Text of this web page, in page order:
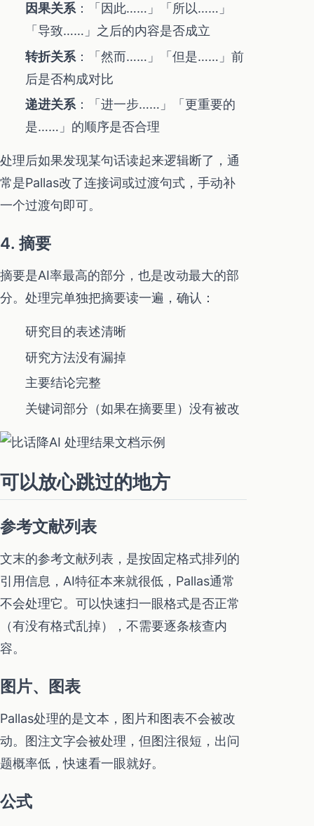
因果关系 ：「因此……」「所以……」
「导致……」之后的内容是否成立
转折关系 ：「然而……」「但是……」前
后是否构成对比
递进关系 ：「进一步……」「更重要的
是……」的顺序是否合理
处理后如果发现某句话读起来逻辑断了，通
常是Pallas改了连接词或过渡句式，手动补
一个过渡句即可。
4. 摘要
摘要是AI率最高的部分，也是改动最大的部
分。处理完单独把摘要读一遍，确认：
研究目的表述清晰
研究方法没有漏掉
主要结论完整
关键词部分（如果在摘要里）没有被改
可以放心跳过的地方
参考文献列表
文末的参考文献列表，是按固定格式排列的
引用信息，AI特征本来就很低，Pallas通常
不会处理它。可以快速扫一眼格式是否正常
（有没有格式乱掉），不需要逐条核查内
容。
图片、图表
Pallas处理的是文本，图片和图表不会被改
动。图注文字会被处理，但图注很短，出问
题概率低，快速看一眼就好。
公式